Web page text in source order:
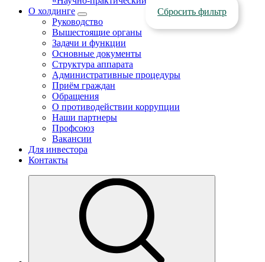
О холдинге
Руководство
Вышестоящие органы
Задачи и функции
Основные документы
Структура аппарата
Административные процедуры
Приём граждан
Обращения
О противодействии коррупции
Наши партнеры
Профсоюз
Вакансии
Для инвестора
Контакты
Сбросить фильтр